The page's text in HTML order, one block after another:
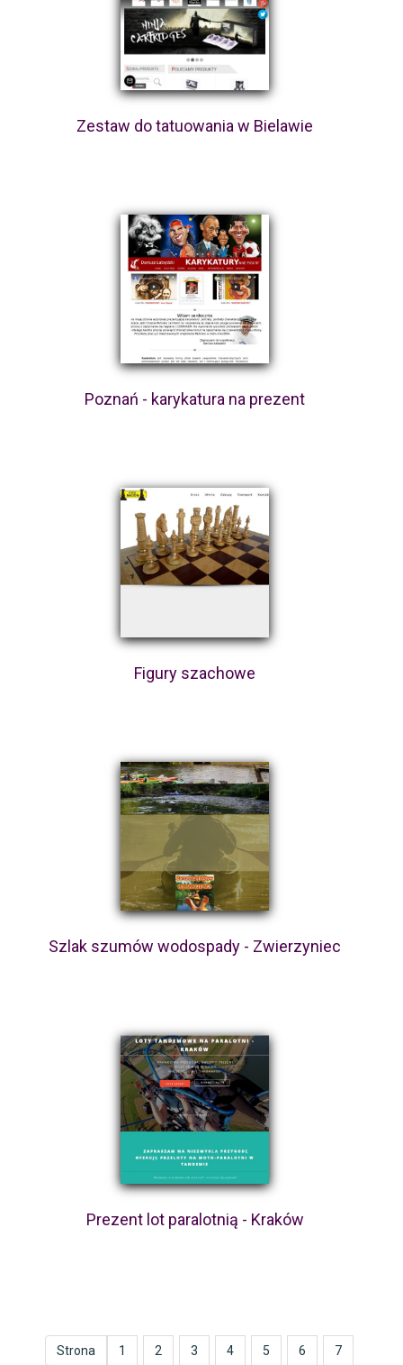
Zestaw do tatuowania w Bielawie
Poznań - karykatura na prezent
Figury szachowe
Szlak szumów wodospady - Zwierzyniec
Prezent lot paralotnią - Kraków
Strona 1 2 3 4 5 6 7